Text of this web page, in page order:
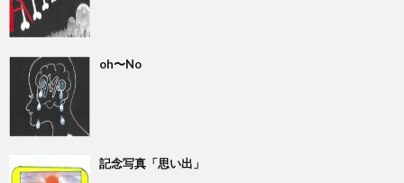
oh〜No
記念写真「思い出」